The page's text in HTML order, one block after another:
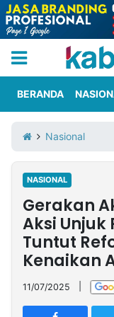
Iklan
Berita
Kami
Nasional
International
Olahraga
Entertainment
Daerah
Pariwisata
Kuliner
Kolom
Network
PT
TREETAN
BERANDA
Nasional
NASIONAL
Gerakan
Aksi Unjuk
Tuntut
Kenaikan
11/07/2025